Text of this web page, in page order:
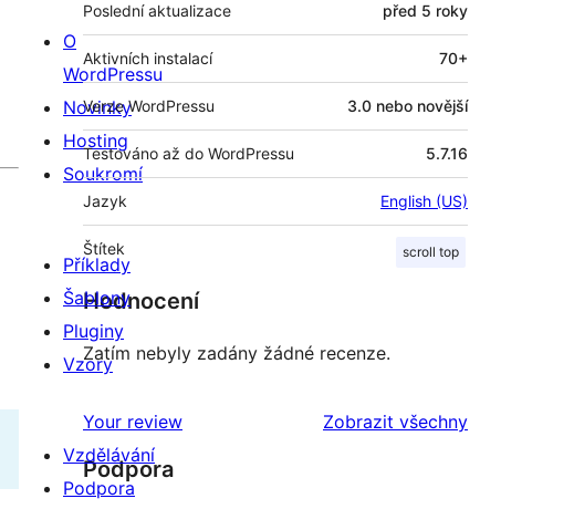
Poslední aktualizace před 5 roky
Aktivních instalací 70+
Verze WordPressu 3.0 nebo novější
Testováno až do WordPressu 5.7.16
Jazyk English (US)
Štítek scroll top
Hodnocení
Zatím nebyly zadány žádné recenze.
Your review Zobrazit všechnyrecenze
Podpora
O
WordPressu
Novinky
Hosting
Soukromí
Příklady
Šablony
Pluginy
Vzory
Vzdělávání
Podpora